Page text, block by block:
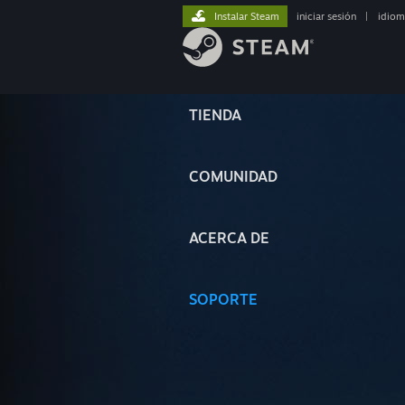
TIENDA
COMUNIDAD
ACERCA DE
SOPORTE
Instalar Steam iniciar sesión